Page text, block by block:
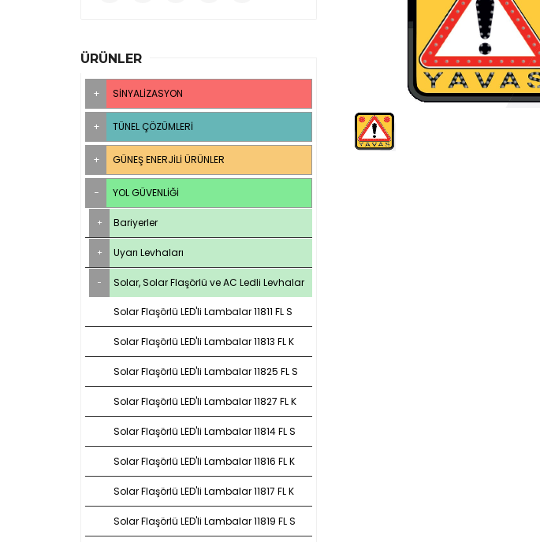
ÜRÜNLER
SINYALIZASYON
TÜNEL ÇÖZÜMLERI
GÜNEŞ ENERJILI ÜRÜNLER
YOL GÜVENLIĞI
Bariyerler
Uyarı Levhaları
Solar, Solar Flaşörlü ve AC Ledli Levhalar
Solar Flaşörlü LED'li Lambalar 11811 FL S
Solar Flaşörlü LED'li Lambalar 11813 FL K
Solar Flaşörlü LED'li Lambalar 11825 FL S
Solar Flaşörlü LED'li Lambalar 11827 FL K
Solar Flaşörlü LED'li Lambalar 11814 FL S
Solar Flaşörlü LED'li Lambalar 11816 FL K
Solar Flaşörlü LED'li Lambalar 11817 FL K
Solar Flaşörlü LED'li Lambalar 11819 FL S